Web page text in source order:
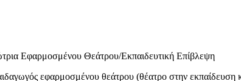
Εφαρμοσμένου Θεάτρου/Εκπαιδευτική Επίβλεψη
εφαρμοσμένου θεάτρου (θέατρο στην